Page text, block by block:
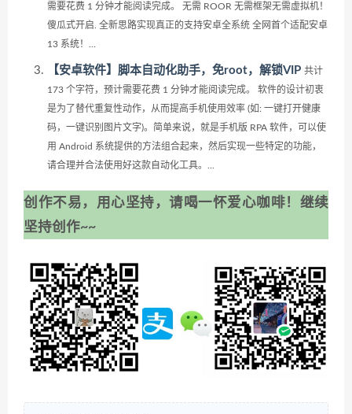
需要花费 1 分钟才能阅读完成。 无需 ROOR 无需框架无需虚拟机！
傻瓜式开启. 全新思路实现真正的支持安卓全系统 全网首个适配安卓
13 系统！...
【安卓软件】脚本自动化助手，免root，解锁VIP 共计
173 个字符，预计需要花费 1 分钟才能阅读完成。 软件的设计初衷
是为了替代重复性动作，从而提高手机使用效率 (如: 一键打开健康
码，一键识别图片文字)。简单来说，就是手机版 RPA 软件，可以使
用 Android 系统提供的方法组合起来，然后实现一些特定的功能，
请合理并合法使用好这款自动化工具。...
创作不易，用心坚持，请喝一怀爱心咖啡！继续
坚持创作~~